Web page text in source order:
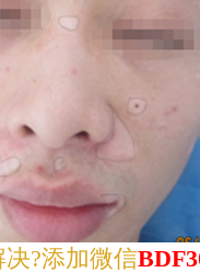
?添加微信